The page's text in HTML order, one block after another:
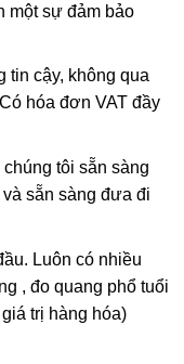
kim hoàn đá quý
bị lộ ra mặt đất.
giống với ametit tự
cấp tốn kém. Thử
khi đó cấu trúc
ametit tổng hợp sẽ
khó mà tạo ra được
một sự đảm bảo
tin cậy, không qua
hóa đơn VAT đầy
tôi sẵn sàng
sẵn sàng đưa đi
Luôn có nhiều
, đo quang phổ tuổi
trị hàng hóa)